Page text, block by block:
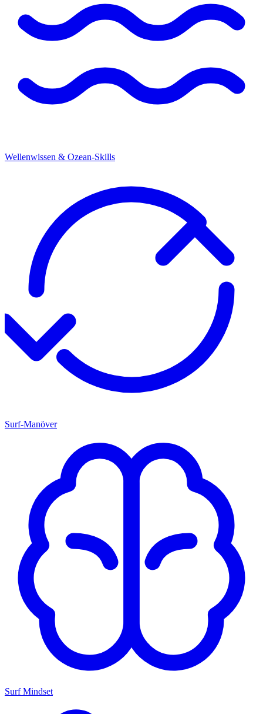
Wellenwissen & Ozean-Skills
Surf-Manöver
Surf Mindset